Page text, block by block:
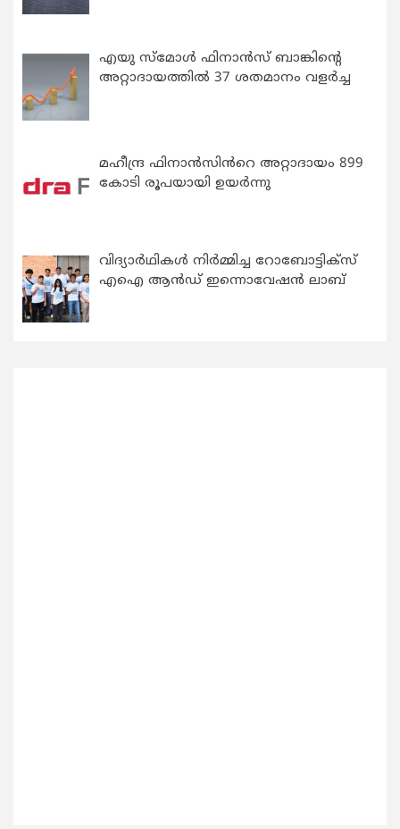
എയു സ്‌മോൾ ഫിനാൻസ് ബാങ്കിന്റെ
അറ്റാദായത്തിൽ 37 ശതമാനം വളർച്ച
മഹീന്ദ്ര ഫിനാൻസിൻറെ അറ്റാദായം 899
കോടി രൂപയായി ഉയർന്നു
വിദ്യാര്‍ഥികള്‍ നിര്‍മ്മിച്ച റോബോട്ടിക്സ്
എഐ ആന്‍ഡ് ഇന്നൊവേഷന്‍ ലാബ്